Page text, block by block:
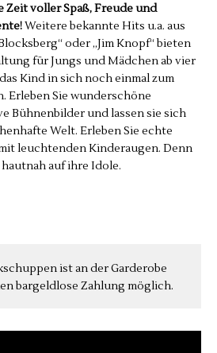
Zeit voller Spaß, Freude und
Weitere bekannte Hits u.a. aus
oder „Jim Knopf“ bieten
für Jungs und Mädchen ab vier
Kind in sich noch einmal zum
Erleben Sie wunderschöne
Bühnenbilder und lassen sie sich
Welt. Erleben Sie echte
leuchtenden Kinderaugen. Denn
auf ihre Idole.
ist an der Garderobe
bargeldlose Zahlung möglich.